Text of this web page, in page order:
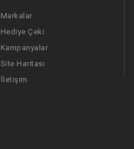
Markalar
Hediye Çeki
Kampanyalar
Site Haritası
İletişim